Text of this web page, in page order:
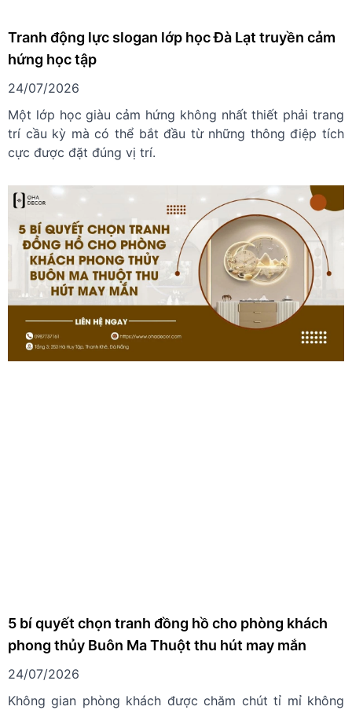
Tranh động lực slogan lớp học Đà Lạt truyền cảm
hứng học tập
24/07/2026
Một lớp học giàu cảm hứng không nhất thiết phải trang
trí cầu kỳ mà có thể bắt đầu từ những thông điệp tích
cực được đặt đúng vị trí.
5 bí quyết chọn tranh đồng hồ cho phòng khách
phong thủy Buôn Ma Thuột thu hút may mắn
24/07/2026
Không gian phòng khách được chăm chút tỉ mỉ không